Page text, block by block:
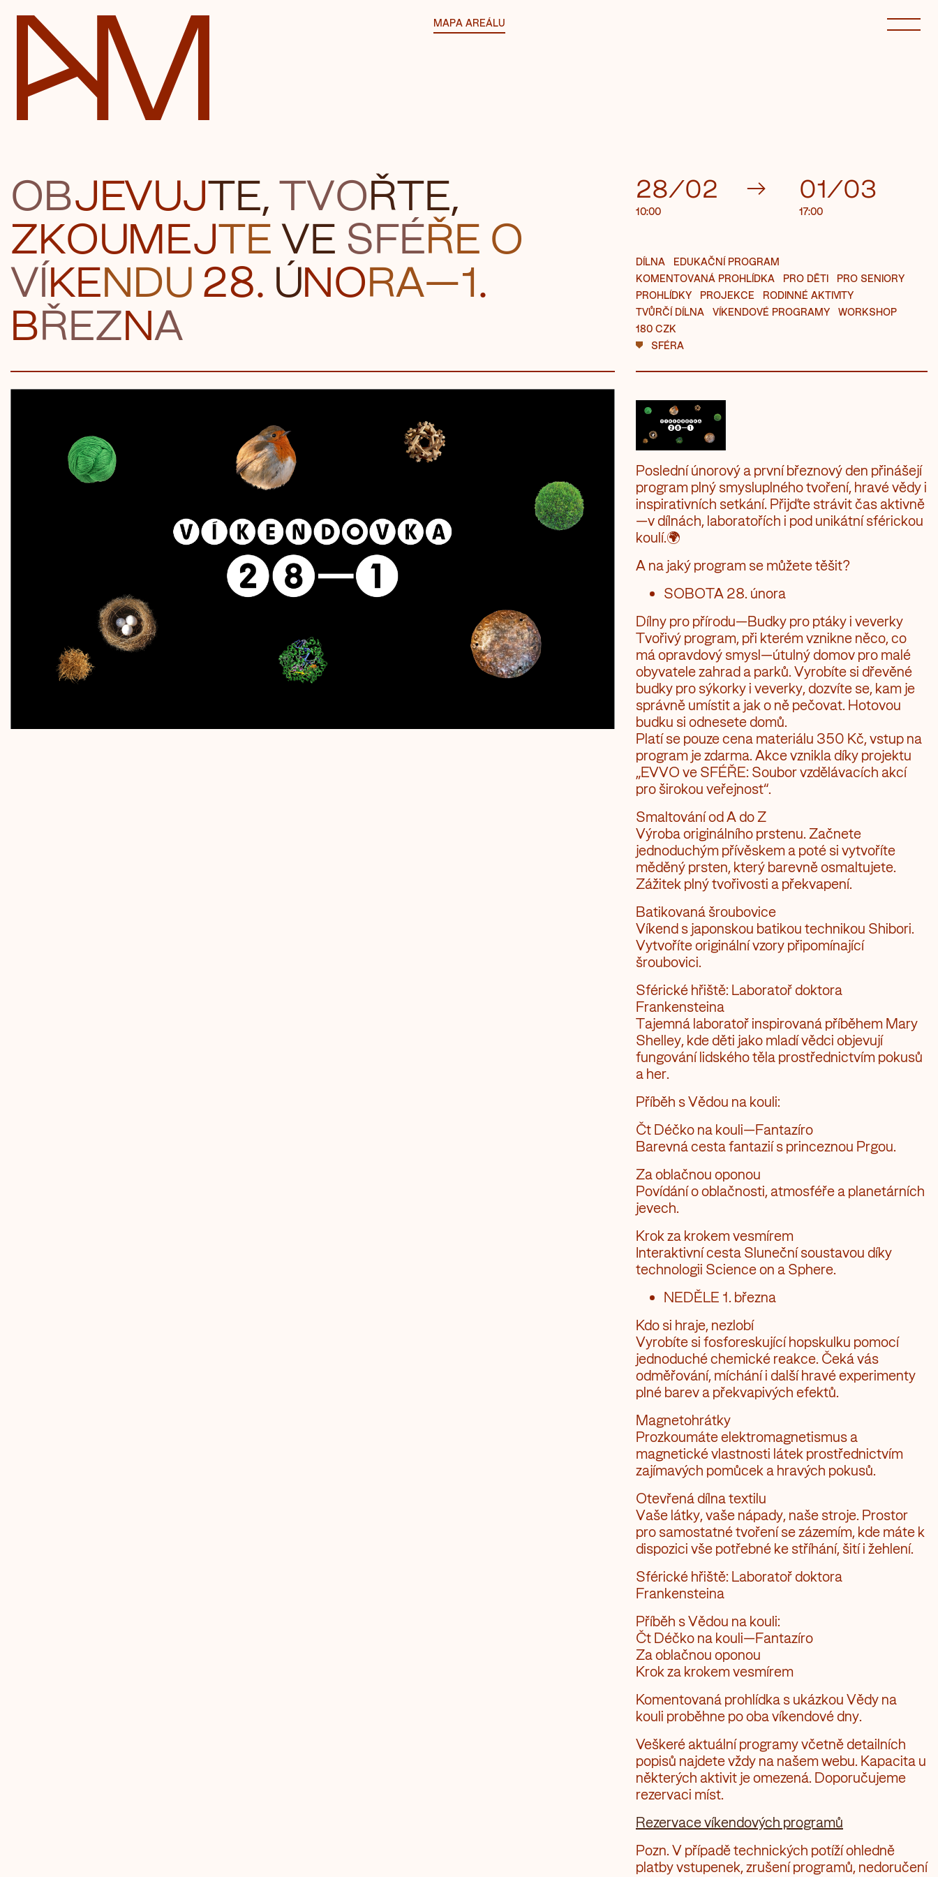
Automatické mlýny MAPA AREÁLU
OBJEVUJTE, TVOŘTE,
ZKOUMEJTE VE SFÉŘE O
VÍKENDU 28. ÚNORA—1.
BŘEZNA
28/02
10:00
→ 01/03
17:00
DÍLNA
EDUKAČNÍ PROGRAM
KOMENTOVANÁ PROHLÍDKA
PRO DĚTI
PRO SENIORY
PROHLÍDKY
PROJEKCE
RODINNÉ AKTIVITY
TVŮRČÍ DÍLNA
VÍKENDOVÉ PROGRAMY
WORKSHOP
180 CZK
SFÉRA
Poslední únorový a první březnový den přinášejí
program plný smysluplného tvoření, hravé vědy i
inspirativních setkání. Přijďte strávit čas aktivně
—v dílnách, laboratořích i pod unikátní sférickou
koulí.🌍
A na jaký program se můžete těšit?
SOBOTA 28. února
Dílny pro přírodu—Budky pro ptáky i veverky
Tvořivý program, při kterém vznikne něco, co
má opravdový smysl—útulný domov pro malé
obyvatele zahrad a parků. Vyrobíte si dřevěné
budky pro sýkorky i veverky, dozvíte se, kam je
správně umístit a jak o ně pečovat. Hotovou
budku si odnesete domů.
Platí se pouze cena materiálu 350 Kč, vstup na
program je zdarma. Akce vznikla díky projektu
„EVVO ve SFÉŘE: Soubor vzdělávacích akcí
pro širokou veřejnost“.
Smaltování od A do Z
Výroba originálního prstenu. Začnete
jednoduchým přívěskem a poté si vytvoříte
měděný prsten, který barevně osmaltujete.
Zážitek plný tvořivosti a překvapení.
Batikovaná šroubovice
Víkend s japonskou batikou technikou Shibori.
Vytvoříte originální vzory připomínající
šroubovici.
Sférické hřiště: Laboratoř doktora
Frankensteina
Tajemná laboratoř inspirovaná příběhem Mary
Shelley, kde děti jako mladí vědci objevují
fungování lidského těla prostřednictvím pokusů
a her.
Příběh s Vědou na kouli:
Čt Déčko na kouli—Fantazíro
Barevná cesta fantazií s princeznou Prgou.
Za oblačnou oponou
Povídání o oblačnosti, atmosféře a planetárních
jevech.
Krok za krokem vesmírem
Interaktivní cesta Sluneční soustavou díky
technologii Science on a Sphere.
NEDĚLE 1. března
Kdo si hraje, nezlobí
Vyrobíte si fosforeskující hopskulku pomocí
jednoduché chemické reakce. Čeká vás
odměřování, míchání i další hravé experimenty
plné barev a překvapivých efektů.
Magnetohrátky
Prozkoumáte elektromagnetismus a
magnetické vlastnosti látek prostřednictvím
zajímavých pomůcek a hravých pokusů.
Otevřená dílna textilu
Vaše látky, vaše nápady, naše stroje. Prostor
pro samostatné tvoření se zázemím, kde máte k
dispozici vše potřebné ke stříhání, šití i žehlení.
Sférické hřiště: Laboratoř doktora
Frankensteina
Příběh s Vědou na kouli:
Čt Déčko na kouli—Fantazíro
Za oblačnou oponou
Krok za krokem vesmírem
Komentovaná prohlídka s ukázkou Vědy na
kouli proběhne po oba víkendové dny.
Veškeré aktuální programy včetně detailních
popisů najdete vždy na našem webu. Kapacita u
některých aktivit je omezená. Doporučujeme
rezervaci míst.
Rezervace víkendových programů
Pozn. V případě technických potíží ohledně
platby vstupenek, zrušení programů, nedoručení